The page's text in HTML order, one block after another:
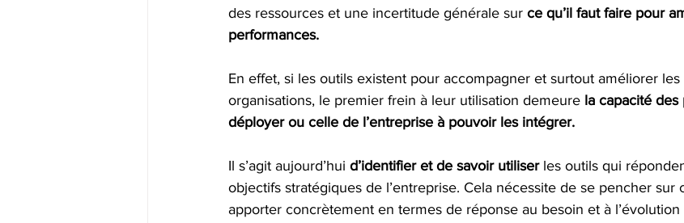
des ressources et une incertitude générale sur ce qu’il faut faire pour
performances.
En effet, si les outils existent pour accompagner et surtout améliorer
organisations, le premier frein à leur utilisation demeure la capacité des
déployer ou celle de l’entreprise à pouvoir les intégrer.
Il s’agit aujourd’hui d’identifier et de savoir utiliser les outils qui
objectifs stratégiques de l’entreprise. Cela nécessite de se pencher sur
apporter concrètement en termes de réponse au besoin et à l’évolution